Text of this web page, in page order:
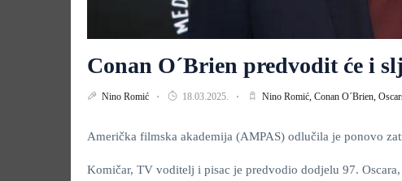
Conan O´Brien predvodit će i
Nino Romić 18.03.2025. Nino Romić, Conan O´Brien,
Američka filmska akademija (AMPAS) odlučila je ponovo
Komičar, TV voditelj i pisac je predvodio dodjelu 97.